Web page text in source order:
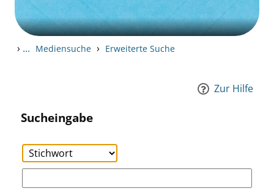
› ... Mediensuche › Erweiterte Suche
Zur Hilfe
Sucheingabe